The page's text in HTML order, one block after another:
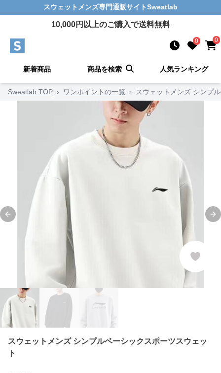
スウェットメンズ専門通販サイトSweatlab
10,000円以上のご購入で送料無料
0 0
新着商品 商品を検索 人気ランキング
Sweatlab TOP › ワンポイントの一覧 › スウェットメンズ シンプ
Previous slide
スウェットメンズ シンプルベーシックスポーツスウェッ
ト